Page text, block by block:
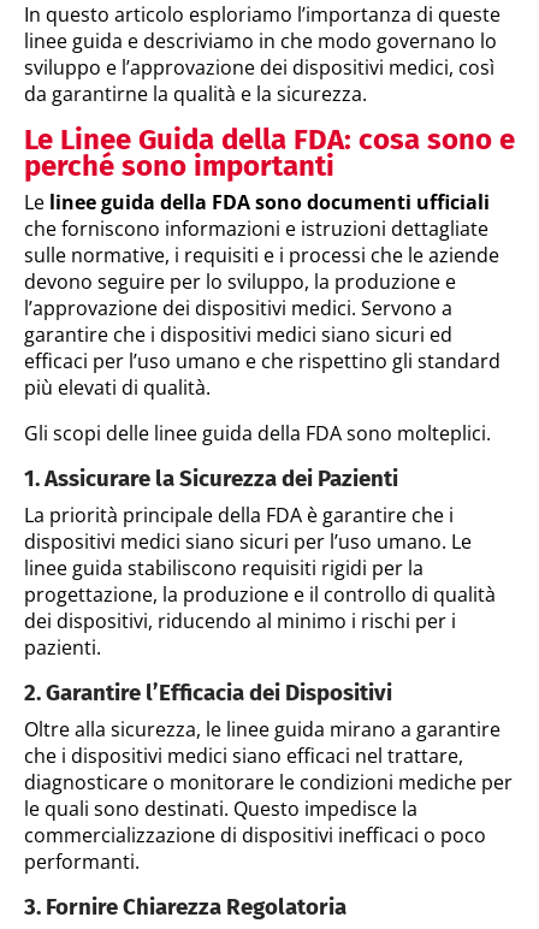
In questo articolo esploriamo l’importanza di queste
linee guida e descriviamo in che modo governano lo
sviluppo e l’approvazione dei dispositivi medici, così
da garantirne la qualità e la sicurezza.
Le Linee Guida della FDA: cosa sono e
perché sono importanti
Le linee guida della FDA sono documenti ufficiali
che forniscono informazioni e istruzioni dettagliate
sulle normative, i requisiti e i processi che le aziende
devono seguire per lo sviluppo, la produzione e
l’approvazione dei dispositivi medici. Servono a
garantire che i dispositivi medici siano sicuri ed
efficaci per l’uso umano e che rispettino gli standard
più elevati di qualità.
Gli scopi delle linee guida della FDA sono molteplici.
1. Assicurare la Sicurezza dei Pazienti
La priorità principale della FDA è garantire che i
dispositivi medici siano sicuri per l’uso umano. Le
linee guida stabiliscono requisiti rigidi per la
progettazione, la produzione e il controllo di qualità
dei dispositivi, riducendo al minimo i rischi per i
pazienti.
2. Garantire l’Efficacia dei Dispositivi
Oltre alla sicurezza, le linee guida mirano a garantire
che i dispositivi medici siano efficaci nel trattare,
diagnosticare o monitorare le condizioni mediche per
le quali sono destinati. Questo impedisce la
commercializzazione di dispositivi inefficaci o poco
performanti.
3. Fornire Chiarezza Regolatoria